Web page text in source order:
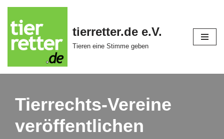
Zum
Inhalt
springen
tierretter.de e.V.
Tieren eine Stimme geben
Tierrechts-Vereine
veröffentlichen